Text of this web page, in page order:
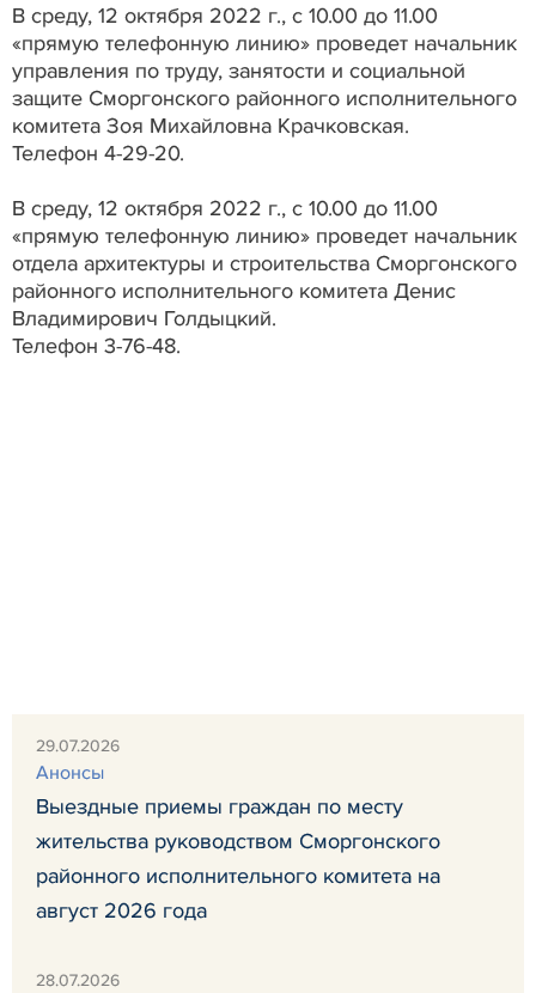
В среду, 12 октября 2022 г., с 10.00 до 11.00
«прямую телефонную линию» проведет начальник
управления по труду, занятости и социальной
защите Сморгонского районного исполнительного
комитета Зоя Михайловна Крачковская.
Телефон 4-29-20.
В среду, 12 октября 2022 г., с 10.00 до 11.00
«прямую телефонную линию» проведет начальник
отдела архитектуры и строительства Сморгонского
районного исполнительного комитета Денис
Владимирович Голдыцкий.
Телефон 3-76-48.
29.07.2026
Анонсы
Выездные приемы граждан по месту
жительства руководством Сморгонского
районного исполнительного комитета на
август 2026 года
28.07.2026